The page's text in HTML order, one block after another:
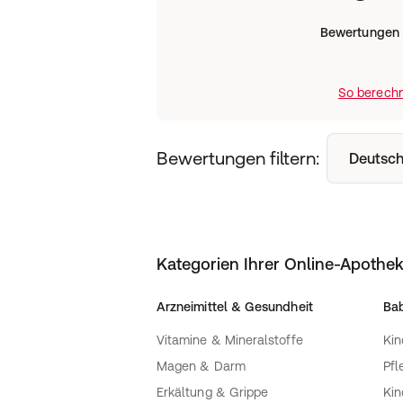
wegen des faden Geschmacks und
Konsistenz enttäuscht? – Damit ist
und einem leckeren, vollmundigen
der Sorte Cinnamon Cereal echte
Genuss hinzugefügt. Das Vegan
außerdem hervorragend zum Backen
Chance geben – du brauchst keine
Erbsen-, Hanf- und
gelungen. Überzeuge dich selbst!
USP / Key Facts
Bewertungen
So
Bewertungen filtern:
Kategorien Ihrer Online-
Arzneimittel & Gesundheit
Vitamine & Mineralstoffe
Magen & Darm
Erkältung & Grippe